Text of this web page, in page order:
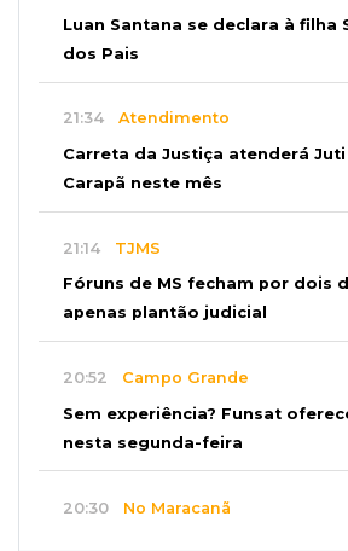
Luan Santana se declara à filha
dos Pais
21:34 Atendimento
Carreta da Justiça atenderá Juti
Carapã neste mês
21:14 TJMS
Fóruns de MS fecham por dois
apenas plantão judicial
20:52 Campo Grande
Sem experiência? Funsat
nesta segunda-feira
20:30 No Maracanã